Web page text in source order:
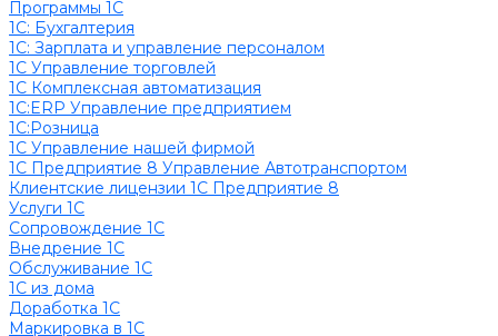
Программы 1С
1C: Бухгалтерия
1С: Зарплата и управление персоналом
1С Управление торговлей
1С Комплексная автоматизация
1С:ERP Управление предприятием
1С:Розница
1С Управление нашей фирмой
1С Предприятие 8 Управление Автотранспортом
Клиентские лицензии 1С Предприятие 8
Услуги 1С
Сопровождение 1С
Внедрение 1С
Обслуживание 1С
1С из дома
Доработка 1С
Маркировка в 1С